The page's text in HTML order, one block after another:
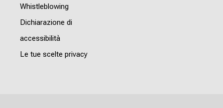
Whistleblowing
Dichiarazione di
accessibilità
Le tue scelte privacy